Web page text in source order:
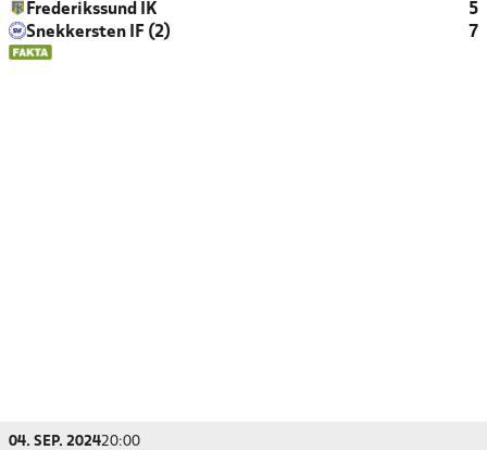
Frederikssund IK
5
Snekkersten IF (2)
7
04. SEP. 202420:00